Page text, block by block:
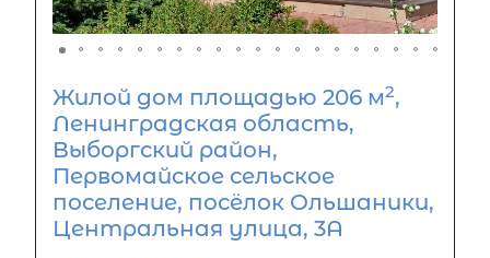
Жилой дом площадью 206 м2,
Ленинградская область,
Выборгский район,
Первомайское сельское
поселение, посёлок Ольшаники,
Центральная улица, 3А